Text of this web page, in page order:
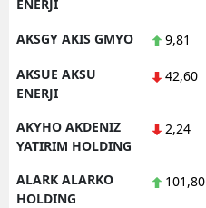
ENERJI
AKSGY AKIS GMYO 9,81
AKSUE AKSU
ENERJI
42,60
AKYHO AKDENIZ
YATIRIM HOLDING
2,24
ALARK ALARKO
HOLDING
101,80